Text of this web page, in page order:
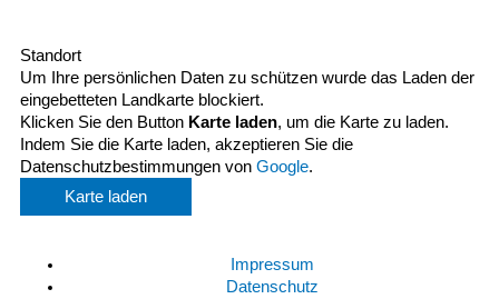
Standort
Um Ihre persönlichen Daten zu schützen wurde das Laden der
eingebetteten Landkarte blockiert.
Klicken Sie den Button Karte laden, um die Karte zu laden.
Indem Sie die Karte laden, akzeptieren Sie die
Datenschutzbestimmungen von Google.
Karte laden
Impressum
Datenschutz